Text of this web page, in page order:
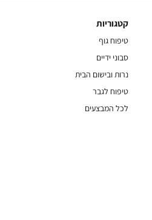
קטגוריות
קטגוריות
טיפוח גוף
סבוני ידיים
נרות ובישום הבית
טיפוח לגבר
לכל המבצעים